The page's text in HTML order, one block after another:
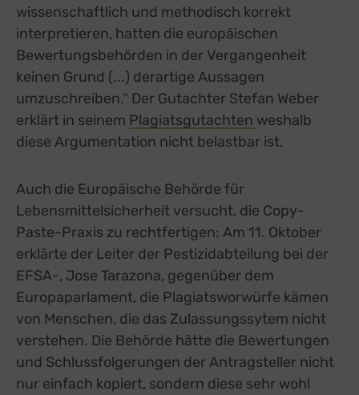
wissenschaftlich und methodisch korrekt
interpretieren, hatten die europäischen
Bewertungsbehörden in der Vergangenheit
keinen Grund (...) derartige Aussagen
umzuschreiben.“ Der Gutachter Stefan Weber
erklärt in seinem Plagiatsgutachten weshalb
diese Argumentation nicht belastbar ist.
Auch die Europäische Behörde für
Lebensmittelsicherheit versucht, die Copy-
Paste-Praxis zu rechtfertigen: Am 11. Oktober
erklärte der Leiter der Pestizidabteilung bei der
EFSA-, Jose Tarazona, gegenüber dem
Europaparlament, die Plagiatsworwürfe kämen
von Menschen, die das Zulassungssytem nicht
verstehen. Die Behörde hätte die Bewertungen
und Schlussfolgerungen der Antragsteller nicht
nur einfach kopiert, sondern diese sehr wohl